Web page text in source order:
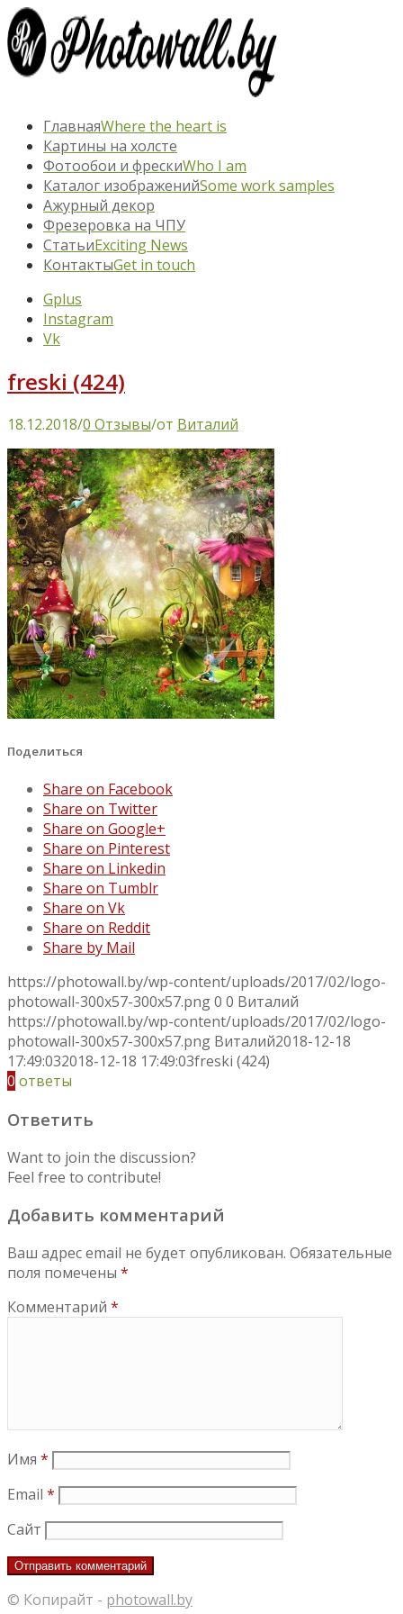
ГлавнаяWhere the heart is
Картины на холсте
Фотообои и фрескиWho I am
Каталог изображенийSome work samples
Ажурный декор
Фрезеровка на ЧПУ
СтатьиExciting News
КонтактыGet in touch
Gplus
Instagram
Vk
freski (424)
18.12.2018/0 Отзывы/от Виталий
Поделиться
Share on Facebook
Share on Twitter
Share on Google+
Share on Pinterest
Share on Linkedin
Share on Tumblr
Share on Vk
Share on Reddit
Share by Mail
https://photowall.by/wp-content/uploads/2017/02/logo-
photowall-300x57-300x57.png0 0 Виталий
https://photowall.by/wp-content/uploads/2017/02/logo-
photowall-300x57-300x57.png Виталий2018-12-18
17:49:032018-12-18 17:49:03freski (424)
0 ответы
Ответить
Want to join the discussion?
Feel free to contribute!
Добавить комментарий
Ваш адрес email не будет опубликован. Обязательные
поля помечены *
Комментарий *
Имя *
Email *
Сайт
© Копирайт - photowall.by